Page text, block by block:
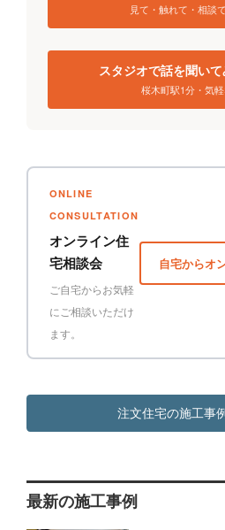
見て・触れて・相談
スタジオで話を聞いて
桜木町駅1分・気
ONLINE
CONSULTATION
オンライン住
宅相談会
ご自宅からお気軽
にご相談いただけ
ます。
自宅からオ
注文住宅の施工事
最新の施工事例